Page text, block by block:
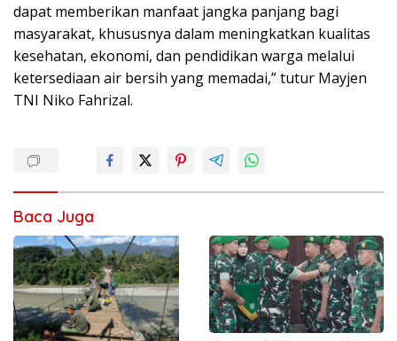
dapat memberikan manfaat jangka panjang bagi
masyarakat, khususnya dalam meningkatkan kualitas
kesehatan, ekonomi, dan pendidikan warga melalui
ketersediaan air bersih yang memadai,” tutur Mayjen
TNI Niko Fahrizal.
Baca Juga